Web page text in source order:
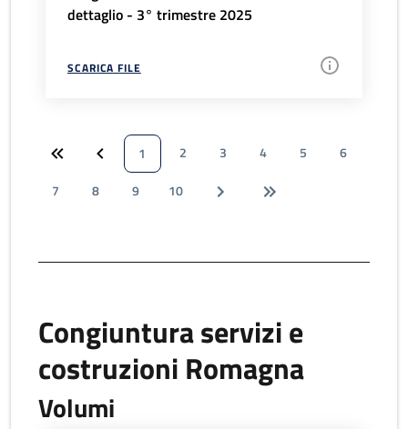
dettaglio - 3° trimestre 2025
SCARICA FILE
1 2 3 4 5
6
7
8 9 10
Congiuntura servizi e
costruzioni Romagna
Volumi